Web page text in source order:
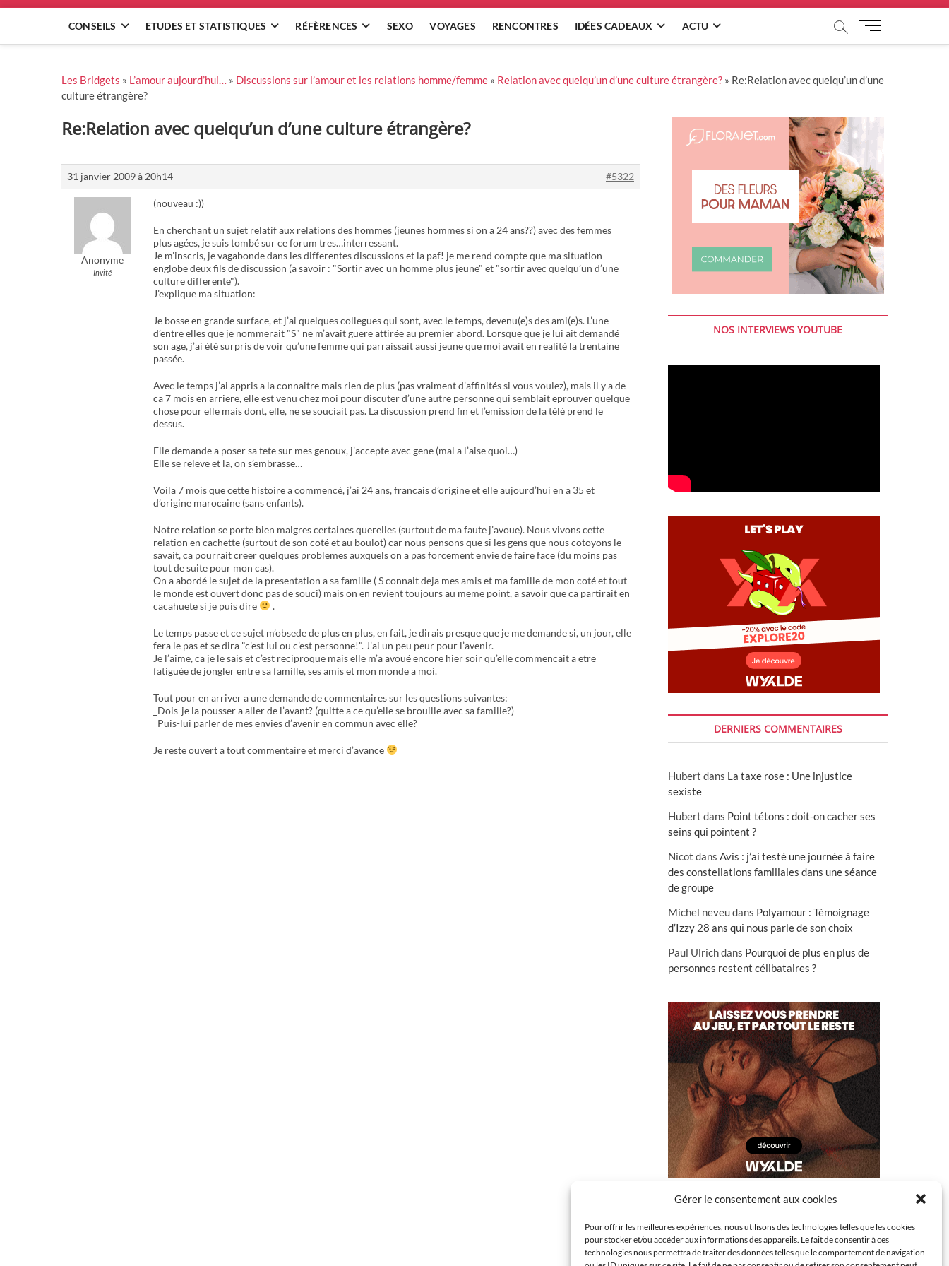
Gérer le consentement aux cookies
Pour offrir les meilleures expériences, nous utilisons des technologies telles que les cookies
pour stocker et/ou accéder aux informations des appareils. Le fait de consentir à ces
technologies nous permettra de traiter des données telles que le comportement de navigation
CONSEILS ETUDES ET STATISTIQUES RÉFÈRENCES SEXO VOYAGES RENCONTRES IDÉES CADEAUX ACTU
M
B
t
Les Bridgets » L’amour aujourd’hui… » Discussions sur l’amour et les relations homme/femme » Relation avec quelqu’un d’une culture étrangère? » Re:Relation avec quelqu’un d’une
culture étrangère?
Re:Relation avec quelqu’un d’une culture étrangère?
31 janvier 2009 à 20h14 #5322
Anonyme
Invité
(nouveau :))
En cherchant un sujet relatif aux relations des hommes (jeunes hommes si on a 24 ans??) avec des femmes
plus agées, je suis tombé sur ce forum tres…interressant.
Je m’inscris, je vagabonde dans les differentes discussions et la paf! je me rend compte que ma situation
englobe deux fils de discussion (a savoir : "Sortir avec un homme plus jeune" et "sortir avec quelqu’un d’une
culture differente").
J’explique ma situation:
Je bosse en grande surface, et j’ai quelques collegues qui sont, avec le temps, devenu(e)s des ami(e)s. L’une
d’entre elles que je nommerait "S" ne m’avait guere attirée au premier abord. Lorsque que je lui ait demandé
son age, j’ai été surpris de voir qu’une femme qui parraissait aussi jeune que moi avait en realité la trentaine
passée.
Avec le temps j’ai appris a la connaitre mais rien de plus (pas vraiment d’affinités si vous voulez), mais il y a de
ca 7 mois en arriere, elle est venu chez moi pour discuter d’une autre personne qui semblait eprouver quelque
chose pour elle mais dont, elle, ne se souciait pas. La discussion prend fin et l’emission de la télé prend le
dessus.
Elle demande a poser sa tete sur mes genoux, j’accepte avec gene (mal a l’aise quoi…)
Elle se releve et la, on s’embrasse…
Voila 7 mois que cette histoire a commencé, j’ai 24 ans, francais d’origine et elle aujourd’hui en a 35 et
d’origine marocaine (sans enfants).
Notre relation se porte bien malgres certaines querelles (surtout de ma faute j’avoue). Nous vivons cette
relation en cachette (surtout de son coté et au boulot) car nous pensons que si les gens que nous cotoyons le
savait, ca pourrait creer quelques problemes auxquels on a pas forcement envie de faire face (du moins pas
tout de suite pour mon cas).
On a abordé le sujet de la presentation a sa famille ( S connait deja mes amis et ma famille de mon coté et tout
le monde est ouvert donc pas de souci) mais on en revient toujours au meme point, a savoir que ca partirait en
cacahuete si je puis dire
.
Le temps passe et ce sujet m’obsede de plus en plus, en fait, je dirais presque que je me demande si, un jour, elle
fera le pas et se dira "c’est lui ou c’est personne!". J’ai un peu peur pour l’avenir.
Je l’aime, ca je le sais et c’est reciproque mais elle m’a avoué encore hier soir qu’elle commencait a etre
fatiguée de jongler entre sa famille, ses amis et mon monde a moi.
Tout pour en arriver a une demande de commentaires sur les questions suivantes:
_Dois-je la pousser a aller de l’avant? (quitte a ce qu’elle se brouille avec sa famille?)
_Puis-lui parler de mes envies d’avenir en commun avec elle?
Je reste ouvert a tout commentaire et merci d’avance
NOS INTERVIEWS YOUTUBE
DERNIERS COMMENTAIRES
Hubert dans La taxe rose : Une injustice
sexiste
Hubert dans Point tétons : doit-on cacher ses
seins qui pointent ?
Nicot dans Avis : j’ai testé une journée à faire
des constellations familiales dans une séance
de groupe
Michel neveudans Polyamour : Témoignage
d’Izzy 28 ans qui nous parle de son choix
Paul Ulrichdans Pourquoi de plus en plus de
personnes restent célibataires ?